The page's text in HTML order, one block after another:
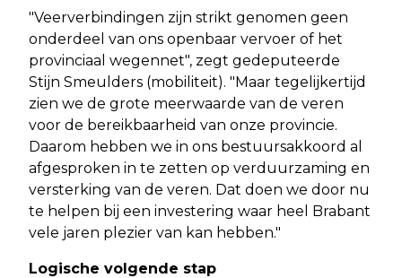
"Veerverbindingen zijn strikt genomen geen
onderdeel van ons openbaar vervoer of het
provinciaal wegennet", zegt gedeputeerde
Stijn Smeulders (mobiliteit). "Maar tegelijkertijd
zien we de grote meerwaarde van de veren
voor de bereikbaarheid van onze provincie.
Daarom hebben we in ons bestuursakkoord al
afgesproken in te zetten op verduurzaming en
versterking van de veren. Dat doen we door nu
te helpen bij een investering waar heel Brabant
vele jaren plezier van kan hebben."
Logische volgende stap